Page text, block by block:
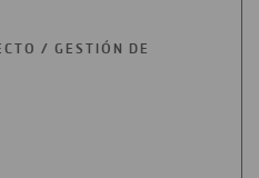
/ GESTIÓN DE